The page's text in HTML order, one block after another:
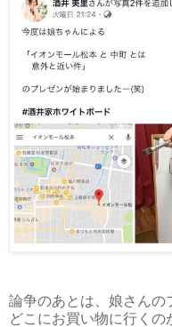
論争のあとは、娘さんの
どこにお買い物に行くの